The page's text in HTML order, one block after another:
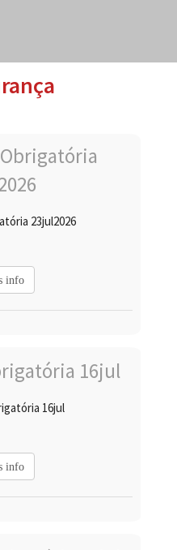
23jul2026
info
16jul
info